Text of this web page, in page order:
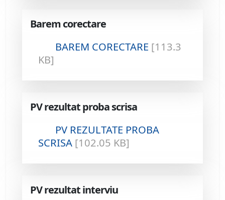
Barem corectare
BAREM CORECTARE [113.3
KB]
PV rezultat proba scrisa
PV REZULTATE PROBA
SCRISA [102.05 KB]
PV rezultat interviu